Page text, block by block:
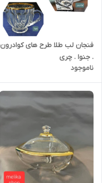
فنجان لب طلا طرح های کوادرون
. جنوا . چری
ناموجود